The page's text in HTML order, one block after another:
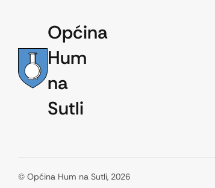
Općina
Hum
na
Sutli
© Općina Hum na Sutli, 2026